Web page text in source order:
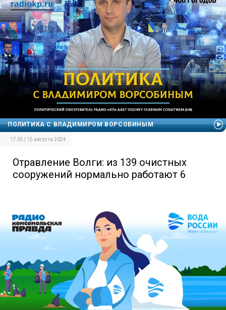
ПОЛИТИКА С ВЛАДИМИРОМ ВОРСОБИНЫМ
17:35 | 15 августа 2024
Отравление Волги: из 139 очистных
сооружений нормально работают 6